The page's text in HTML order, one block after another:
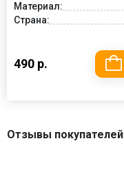
Материал:
Страна:
490 р.
Отзывы покупателей